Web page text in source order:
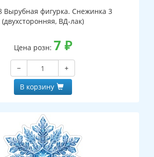
Вырубная фигурка. Снежинка 3
(двухсторонняя, ВД-лак)
Цена розн: 7 ₽
−
+
В корзину